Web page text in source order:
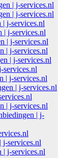
| j-services.nl
| j-services.nl
j-services.nl
| j-services.nl
| j-services.nl
| j-services.nl
| j-services.nl
services.nl
| j-services.nl
| j-services.nl
| j-services.nl
| j-
j-services.nl
| j-services.nl